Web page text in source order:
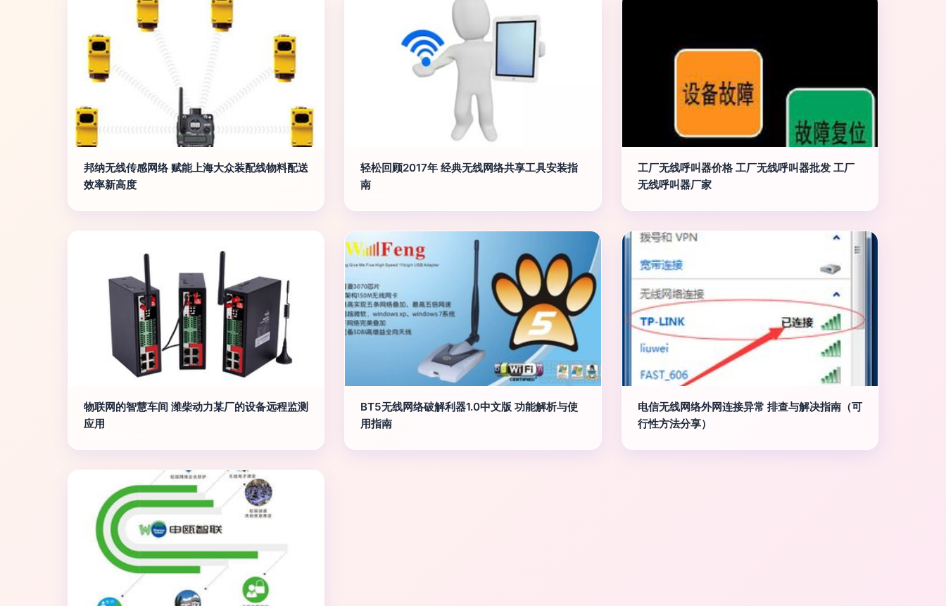
邦纳无线传感网络 赋能上海大众装配线物料配送
效率新高度
轻松回顾2017年 经典无线网络共享工具安装指
南
工厂无线呼叫器价格 工厂无线呼叫器批发 工厂
无线呼叫器厂家
物联网的智慧车间 潍柴动力某厂的设备远程监测
应用
BT5无线网络破解利器1.0中文版 功能解析与使
用指南
电信无线网络外网连接异常 排查与解决指南（可
行性方法分享）